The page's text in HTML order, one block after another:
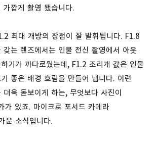
가깝게 촬영 됐습니다.
최대 개방의 장점이 잘 발휘됩니다. F1.8
갖는 렌즈에서는 인물 전신 촬영에서 아웃
기가 까다로웠는데, F1.2 조리개 값은 인물
좋은 배경 흐림을 만들어 냅니다. 이런
더욱 돋보이게 하는, 무엇보다 사진이
가 있죠. 마이크로 포서드 카메라
운 소식입니다.